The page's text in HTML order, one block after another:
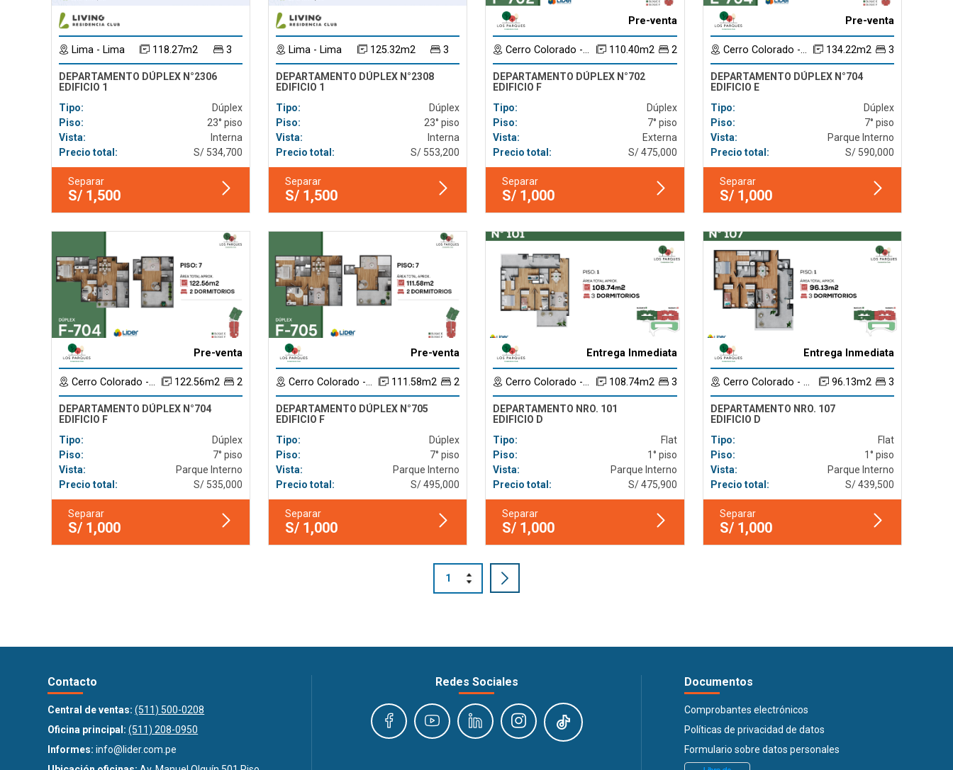
Lima - Lima 118.27m2 3
DEPARTAMENTO DÚPLEX N°2306
EDIFICIO 1
Tipo:
Dúplex
Piso:
23° piso
Vista:
Interna
Precio total:
S/ 534,700
Separar
S/ 1,500
Lima - Lima 125.32m2 3
DEPARTAMENTO DÚPLEX N°2308
EDIFICIO 1
Tipo:
Dúplex
Piso:
23° piso
Vista:
Interna
Precio total:
S/ 553,200
Separar
S/ 1,500
Pre-venta
Cerro Colorado - Arequipa 110.40m2 2
DEPARTAMENTO DÚPLEX N°702
EDIFICIO F
Tipo:
Dúplex
Piso:
7° piso
Vista:
Externa
Precio total:
S/ 475,000
Separar
S/ 1,000
Pre-venta
Cerro Colorado - Arequipa 134.22m2 3
DEPARTAMENTO DÚPLEX N°704
EDIFICIO E
Tipo:
Dúplex
Piso:
7° piso
Vista:
Parque Interno
Precio total:
S/ 590,000
Separar
S/ 1,000
Pre-venta
Cerro Colorado - Arequipa 122.56m2 2
DEPARTAMENTO DÚPLEX N°704
EDIFICIO F
Tipo:
Dúplex
Piso:
7° piso
Vista:
Parque Interno
Precio total:
S/ 535,000
Separar
S/ 1,000
Pre-venta
Cerro Colorado - Arequipa 111.58m2 2
DEPARTAMENTO DÚPLEX N°705
EDIFICIO F
Tipo:
Dúplex
Piso:
7° piso
Vista:
Parque Interno
Precio total:
S/ 495,000
Separar
S/ 1,000
Entrega Inmediata
Cerro Colorado - Arequipa 108.74m2 3
DEPARTAMENTO NRO. 101
EDIFICIO D
Tipo:
Flat
Piso:
1° piso
Vista:
Parque Interno
Precio total:
S/ 475,900
Separar
S/ 1,000
Entrega Inmediata
Cerro Colorado - Arequipa 96.13m2 3
DEPARTAMENTO NRO. 107
EDIFICIO D
Tipo:
Flat
Piso:
1° piso
Vista:
Parque Interno
Precio total:
S/ 439,500
Separar
S/ 1,000
Contacto
Central de ventas: (511) 500-0208
Oficina principal: (511) 208-0950
Informes: info@lider.com.pe
Redes Sociales Documentos
Comprobantes electrónicos
Políticas de privacidad de datos
Formulario sobre datos personales